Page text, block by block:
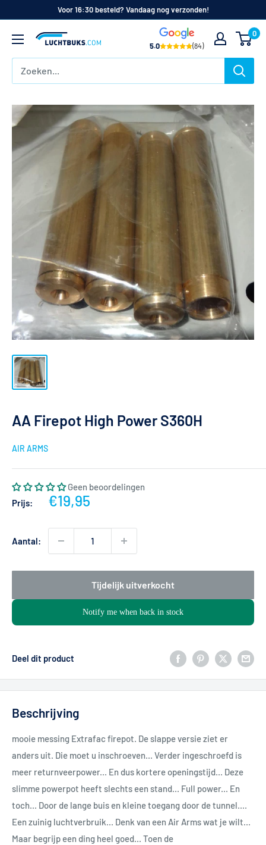
inhoud
Voor 16:30 besteld? Vandaag nog verzonden!
Luchtbuks.com
5.0 (84)
0
AA Firepot High Power S360H
AIR ARMS
Geen beoordelingen
Prijs:
Actieprijs
€19,95
Aantal:
Tijdelijk uitverkocht
Notify me when back in stock
Deel dit product
Beschrijving
mooie messing Extrafac firepot. De slappe versie ziet er
anders uit. Die moet u inschroeven... Verder ingeschroefd is
meer returnveerpower... En dus kortere openingstijd... Deze
slimme powerpot heeft slechts een stand... Full power... En
toch... Door de lange buis en kleine toegang door de tunnel....
Een zuinig luchtverbruik... Denk van een Air Arms wat je wilt...
Maar begrijp een ding heel goed... Toen de